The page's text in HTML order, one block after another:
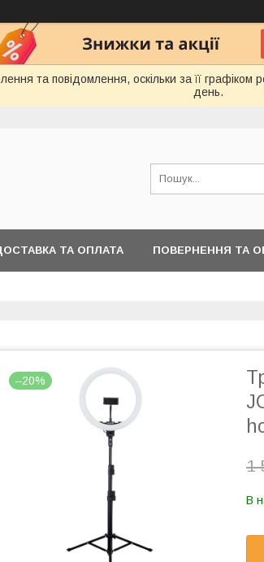
та повідомлення, оскільки за її
день.
ТА ОПЛАТА ПОВЕРНЕННЯ ТА
–20%
1
В